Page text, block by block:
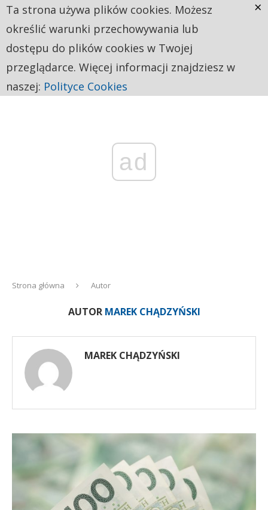
ad
Strona główna Autor
AUTOR MAREK CHĄDZYŃSKI
MAREK CHĄDZYŃSKI
Ta strona używa plików cookies. Możesz
określić warunki przechowywania lub
dostępu do plików cookies w Twojej
przeglądarce. Więcej informacji znajdziesz w
naszej: Polityce Cookies
×